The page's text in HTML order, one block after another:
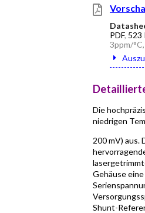
PDF, 523
3ppm/
Die
niedrigen
200 mV) aus.
Gehäuse
Shunt-